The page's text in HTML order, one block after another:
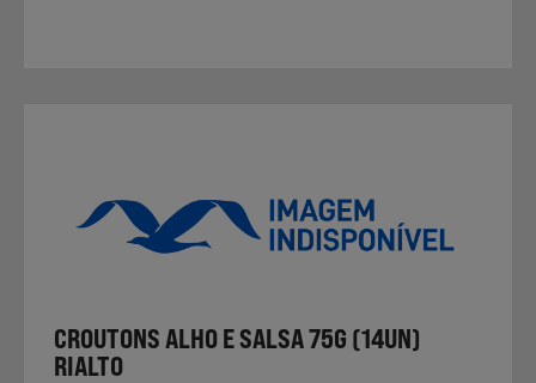
Laticínios, Ovos e Derivados
Mercearia
CROUTONS ALHO E SALSA 75G (14UN)
RIALTO